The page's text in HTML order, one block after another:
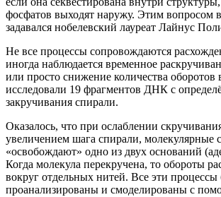
фосфатов выходят наружу. Этим вопросом
задавался нобелевский лауреат Лайнус
Не все процессы сопровождаются
иногда наблюдается временное
или просто снижение количества
исследовали 19 фрагментов ДНК с
закручивания спирали.
Оказалось, что при ослаблении
увеличением шага спирали, молекулярные
«освобождают» одно из двух оснований
Когда молекула перекручена, то обороты
вокруг отдельных нитей. Все эти
проанализированы и смоделированы с